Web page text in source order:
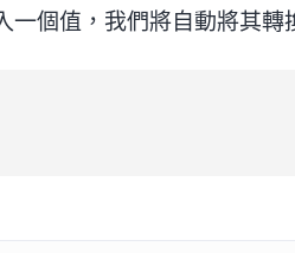
一個值，我們將自動將其轉